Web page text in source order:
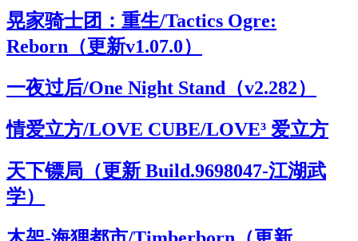
晃家骑士团：重生/Tactics Ogre:
Reborn（更新v1.07.0）
一夜过后/One Night Stand（v2.282）
情爱立方/LOVE CUBE/LOVE³ 爱立方
天下镖局（更新 Build.9698047-江湖武
学）